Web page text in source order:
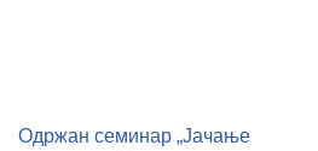
Одржан семинар „Јачање